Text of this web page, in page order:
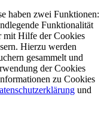
haben zwei Funktionen:
Funktionalität
mit Hilfe der Cookies
Hierzu werden
gesammelt und
der Cookies
zu Cookies
und